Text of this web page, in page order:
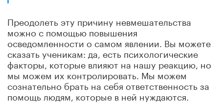
Преодолеть эту причину невмешательства
можно с помощью повышения
осведомленности о самом явлении. Вы можете
сказать ученикам: да, есть психологические
факторы, которые влияют на нашу реакцию, но
мы можем их контролировать. Мы можем
сознательно брать на себя ответственность за
помощь людям, которые в ней нуждаются.